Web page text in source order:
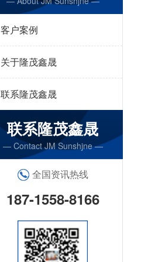
客户案例
关于隆茂鑫晟
联系隆茂鑫晟
联系隆茂鑫晟
— Contact JM Sunshjne —
全国资讯热线
187-1558-8166